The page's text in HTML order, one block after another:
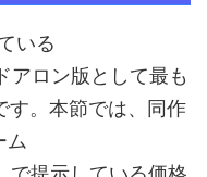
いる
アロン版として最も
す。本節では、同作
ム